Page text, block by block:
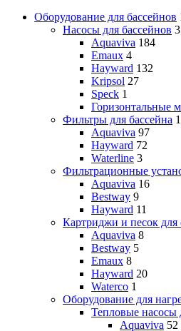
Оборудование для бассейнов
Насосы для бассейнов
Aquaviva 184
Emaux 4
Hayward 132
Kripsol 27
Speck 1
Горизонтальные
Фильтры для бассейна
Aquaviva 97
Hayward 72
Waterline 3
Фильтрационные
Aquaviva 16
Bestway 9
Hayward 11
Картриджи и песок для
Aquaviva 8
Bestway 5
Emaux 8
Hayward 20
Waterco 1
Оборудование для
Тепловые насосы
Aquaviva 52